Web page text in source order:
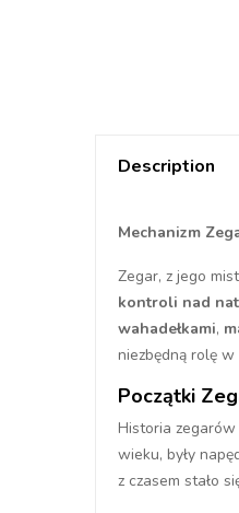
Description
Mechanizm
Zegar, z jego
kontroli nad
wahadełkami,
niezbędną rolę
Początki
Historia
wieku, były
z czasem stało